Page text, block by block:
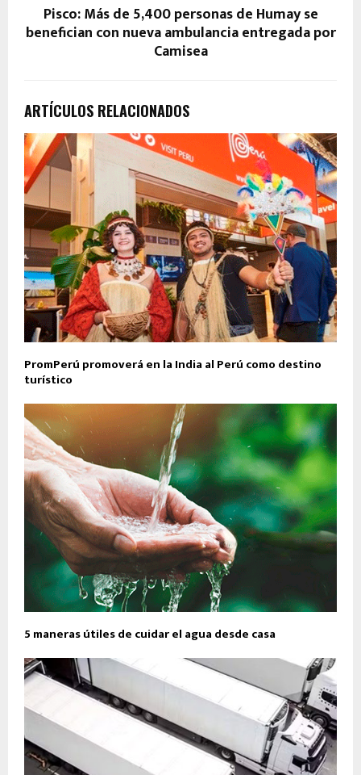
Pisco: Más de 5,400 personas de Humay se
benefician con nueva ambulancia entregada por
Camisea
ARTÍCULOS RELACIONADOS
PromPerú promoverá en la India al Perú como destino
turístico
5 maneras útiles de cuidar el agua desde casa